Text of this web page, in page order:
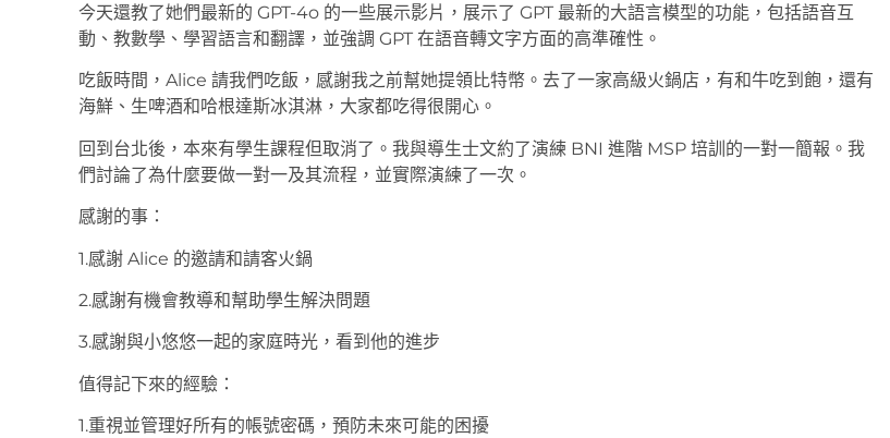
今天還教了她們最新的 GPT-4o 的一些展示影片，展示了 GPT 最新的大語言模型的功能，包括語音互
動、教數學、學習語言和翻譯，並強調 GPT 在語音轉文字方面的高準確性。
吃飯時間，Alice 請我們吃飯，感謝我之前幫她提領比特幣。去了一家高級火鍋店，有和牛吃到飽，還有
海鮮、生啤酒和哈根達斯冰淇淋，大家都吃得很開心。
回到台北後，本來有學生課程但取消了。我與導生士文約了演練 BNI 進階 MSP 培訓的一對一簡報。我
們討論了為什麼要做一對一及其流程，並實際演練了一次。
感謝的事：
1.感謝 Alice 的邀請和請客火鍋
2.感謝有機會教導和幫助學生解決問題
3.感謝與小悠悠一起的家庭時光，看到他的進步
值得記下來的經驗：
1.重視並管理好所有的帳號密碼，預防未來可能的困擾